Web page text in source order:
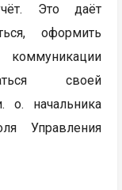
Это даёт
оформить
своей
о. начальника
Управления